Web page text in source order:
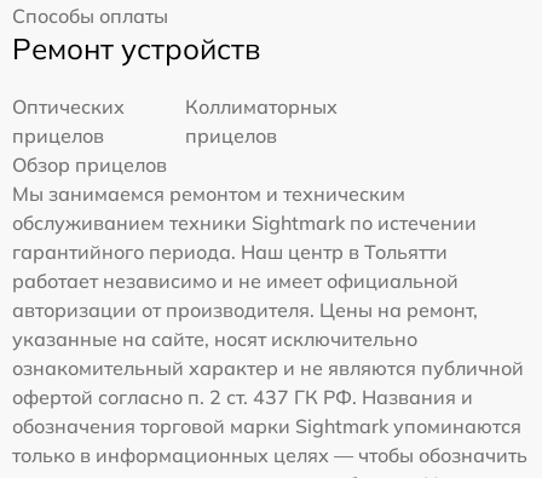
Способы оплаты
Ремонт устройств
Оптических
прицелов
Коллиматорных
прицелов
Обзор прицелов
Мы занимаемся ремонтом и техническим
обслуживанием техники Sightmark по истечении
гарантийного периода. Наш центр в Тольятти
работает независимо и не имеет официальной
авторизации от производителя. Цены на ремонт,
указанные на сайте, носят исключительно
ознакомительный характер и не являются публичной
офертой согласно п. 2 ст. 437 ГК РФ. Названия и
обозначения торговой марки Sightmark упоминаются
только в информационных целях — чтобы обозначить